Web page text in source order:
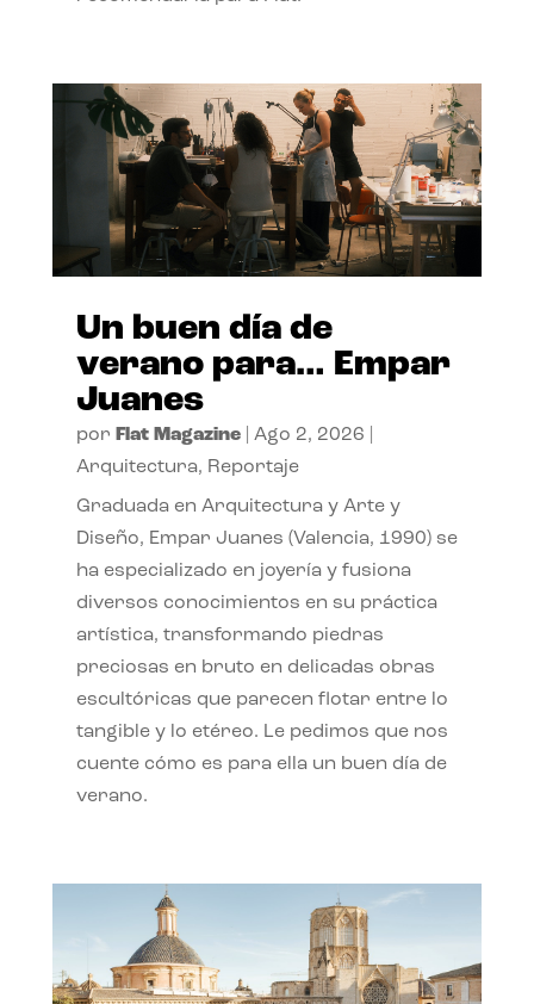
Un buen día de
verano para… Empar
Juanes
por Flat Magazine| Ago 2, 2026
Arquitectura, Reportaje
Graduada en Arquitectura y Arte y
Diseño, Empar Juanes (Valencia, 1990) se
ha especializado en joyería y fusiona
diversos conocimientos en su práctica
artística, transformando piedras
preciosas en bruto en delicadas obras
escultóricas que parecen flotar entre lo
tangible y lo etéreo. Le pedimos que nos
cuente cómo es para ella un buen día de
verano.